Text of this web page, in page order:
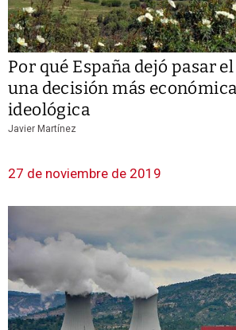
Por qué España dejó pasar
una decisión más
ideológica
Javier Martínez
27 de noviembre de 2019